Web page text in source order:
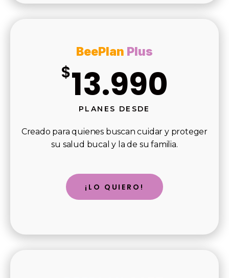
BeePlan Plus
$13.990
PLANES DESDE
Creado para quienes buscan cuidar y proteger
su salud bucal y la de su familia.
¡LO QUIERO!